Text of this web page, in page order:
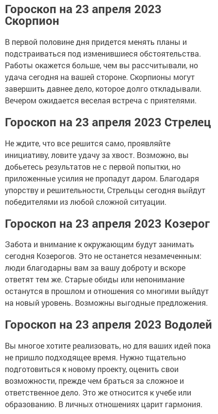
Гороскоп на 23 апреля 2023
Скорпион
В первой половине дня придется менять планы и
подстраиваться под изменившиеся обстоятельства.
Работы окажется больше, чем вы рассчитывали, но
удача сегодня на вашей стороне. Скорпионы могут
завершить давнее дело, которое долго откладывали.
Вечером ожидается веселая встреча с приятелями.
Гороскоп на 23 апреля 2023 Стрелец
Не ждите, что все решится само, проявляйте
инициативу, ловите удачу за хвост. Возможно, вы
добьетесь результатов не с первой попытки, но
приложенные усилия не пропадут даром. Благодаря
упорству и решительности, Стрельцы сегодня выйдут
победителями из любой сложной ситуации.
Гороскоп на 23 апреля 2023 Козерог
Забота и внимание к окружающим будут занимать
сегодня Козерогов. Это не останется незамеченным:
люди благодарны вам за вашу доброту и вскоре
ответят тем же. Старые обиды или непонимание
останутся в прошлом и отношения со многими выйдут
на новый уровень. Возможны выгодные предложения.
Гороскоп на 23 апреля 2023 Водолей
Вы многое хотите реализовать, но для ваших идей пока
не пришло подходящее время. Нужно тщательно
подготовиться к новому проекту, оценить свои
возможности, прежде чем браться за сложное и
ответственное дело. Это же относится к учебе или
образованию. В личных отношениях царит гармония.